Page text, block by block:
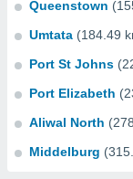
Queenstown
Umtata (184.49
Port St Johns
Port Elizabeth
Aliwal North
Middelburg